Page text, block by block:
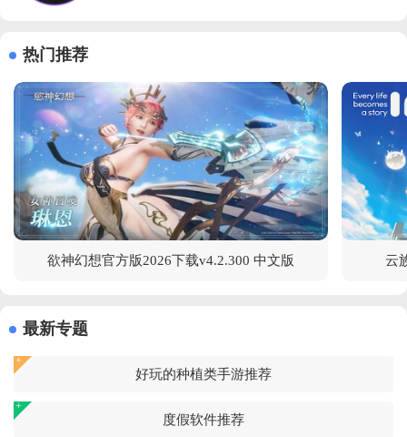
热门推荐
欲神幻想官方版2026下载v4.2.300 中文版 云
最新专题
好玩的种植类手游推荐
度假软件推荐